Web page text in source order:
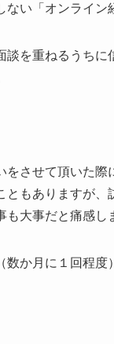
ない「オンライ
談を重ねるうち
をさせて頂いた
ともありますが
も大事だと痛感
数か月に１回程